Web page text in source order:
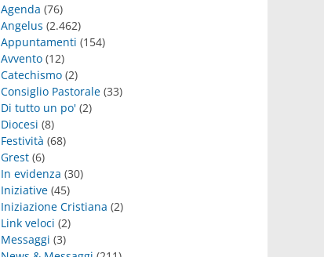
Agenda (76)
Angelus (2.462)
Appuntamenti (154)
Avvento (12)
Catechismo (2)
Consiglio Pastorale (33)
Di tutto un po' (2)
Diocesi (8)
Festività (68)
Grest (6)
In evidenza (30)
Iniziative (45)
Iniziazione Cristiana (2)
Link veloci (2)
Messaggi (3)